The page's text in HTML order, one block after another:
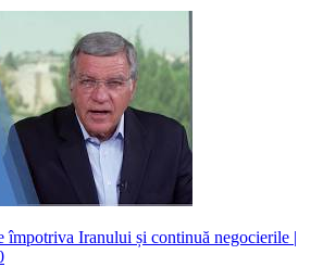
Iranului și continuă negocierile |